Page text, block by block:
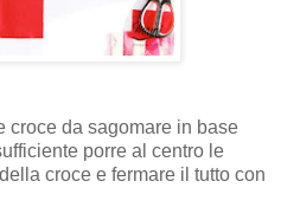
croce da sagomare in base
porre al centro le
croce e fermare il tutto con